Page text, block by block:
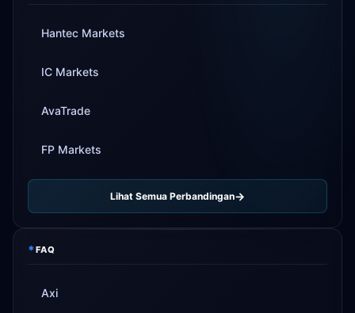
Hantec Markets
IC Markets
AvaTrade
FP Markets
Lihat Semua Perbandingan
*FAQ
Axi